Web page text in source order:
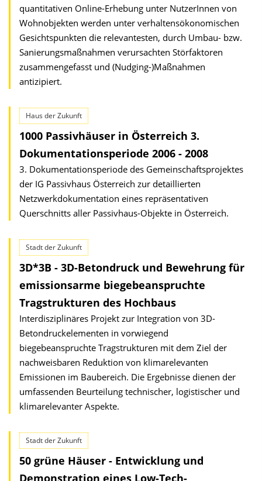
quantitativen Online-Erhebung unter NutzerInnen von
Wohnobjekten werden unter verhaltensökonomischen
Gesichtspunkten die relevantesten, durch Umbau- bzw.
Sanierungsmaßnahmen verursachten Störfaktoren
zusammengefasst und (Nudging-)Maßnahmen
antizipiert.
Haus der Zukunft
1000 Passivhäuser in Österreich 3.
Dokumentationsperiode 2006 - 2008
3. Dokumentationsperiode des Gemeinschaftsprojektes
der IG Passivhaus Österreich zur detaillierten
Netzwerkdokumentation eines repräsentativen
Querschnitts aller Passivhaus-Objekte in Österreich.
Stadt der Zukunft
3D*3B - 3D-Betondruck und Bewehrung für
emissionsarme biegebeanspruchte
Tragstrukturen des Hochbaus
Interdisziplinäres Projekt zur Integration von 3D-
Betondruckelementen in vorwiegend
biegebeanspruchte Tragstrukturen mit dem Ziel der
nachweisbaren Reduktion von klimarelevanten
Emissionen im Baubereich. Die Ergebnisse dienen der
umfassenden Beurteilung technischer, logistischer und
klimarelevanter Aspekte.
Stadt der Zukunft
50 grüne Häuser - Entwicklung und
Demonstration eines Low-Tech-